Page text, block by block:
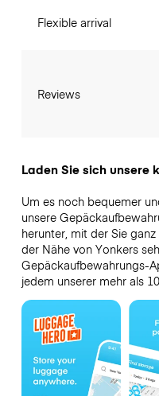
Flexible arrival
Reviews
Laden Sie sich unsere
Um es noch bequemer
unsere
herunter, mit der Sie
der Nähe von Yonkers
Gepäckaufbewahrungs-
jedem unserer mehr als